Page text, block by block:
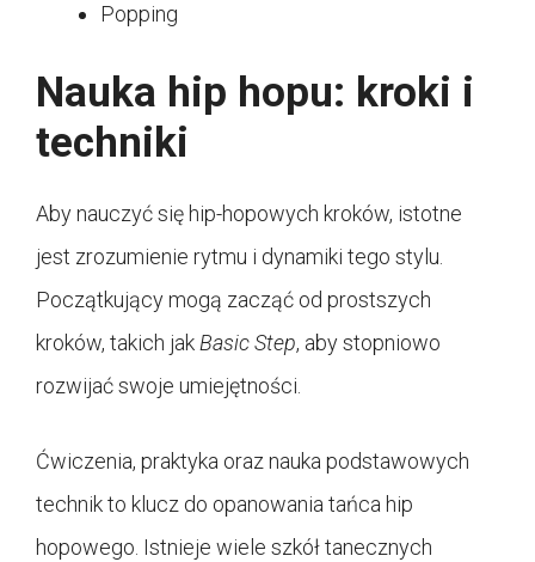
Popping
Nauka hip hopu: kroki i
techniki
Aby nauczyć się hip-hopowych kroków, istotne
jest zrozumienie rytmu i dynamiki tego stylu.
Początkujący mogą zacząć od prostszych
kroków, takich jakBasic Step, aby stopniowo
rozwijać swoje umiejętności.
Ćwiczenia, praktyka oraz nauka podstawowych
technik to klucz do opanowania tańca hip
hopowego. Istnieje wiele szkół tanecznych